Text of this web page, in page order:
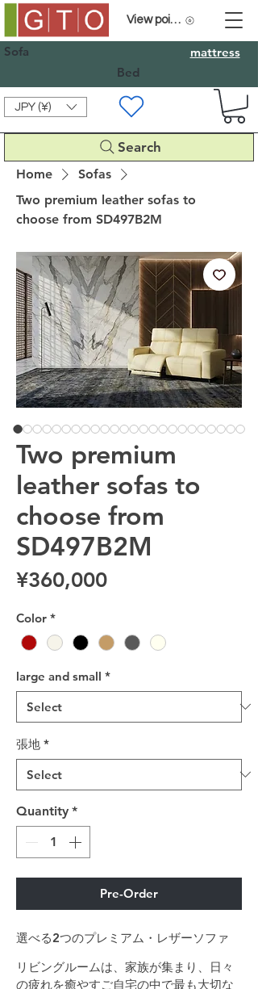
Sofa
mattress
Bed
JPY (¥)
Search
View points
Home
Sofas
Two premium leather sofas to
choose from SD497B2M
Two premium
leather sofas to
choose from
SD497B2M
¥360,000Price
Color *
large and small *
張地 *
Quantity *
Pre-Order
選べる2つのプレミアム・レザーソファ
リビングルームは、家族が集まり、日々
の疲れを癒やすご自宅の中で最も大切な